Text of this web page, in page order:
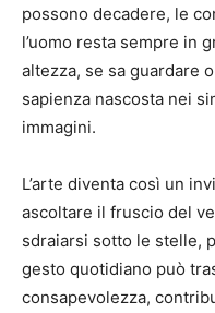
possono decadere, le
l’uomo resta sempre in
altezza, se sa guardare
sapienza nascosta nei
immagini.
L’arte diventa così un
ascoltare il fruscio del
sdraiarsi sotto le stelle,
gesto quotidiano può
consapevolezza,